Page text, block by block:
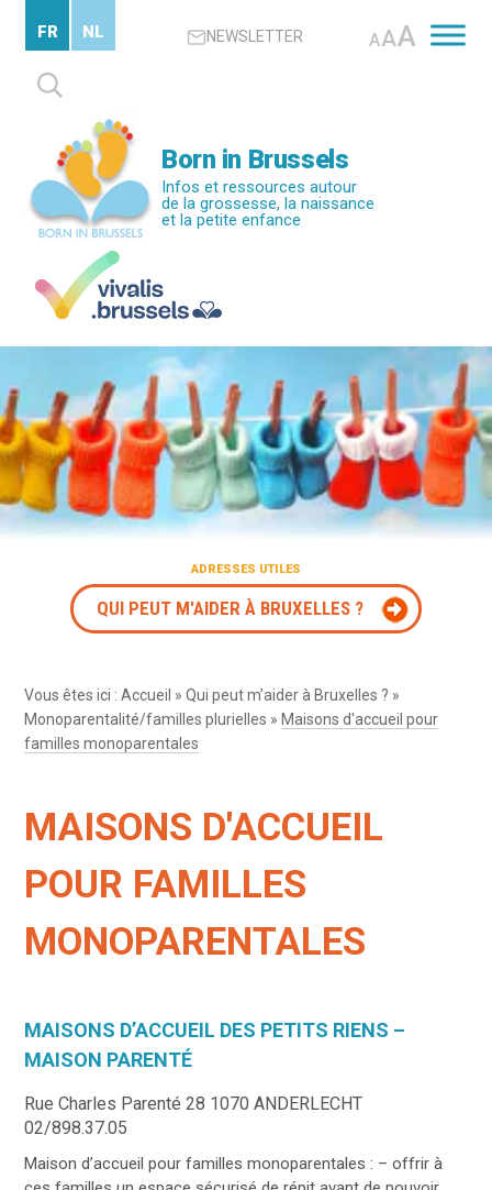
contenu
principal
NEWSLETTER AAA
Rechercher :
FR NL
Born in Brussels
Infos et ressources autour
de la grossesse, la naissance
et la petite enfance
ADRESSES UTILES
QUI PEUT M'AIDER À BRUXELLES ?
Vous êtes ici :Accueil »Qui peut m’aider à Bruxelles ? »
Monoparentalité/familles plurielles » Maisons d'accueil pour
familles monoparentales
MAISONS D'ACCUEIL
POUR FAMILLES
MONOPARENTALES
MAISONS D’ACCUEIL DES PETITS RIENS –
MAISON PARENTÉ
Rue Charles Parenté 28 1070 ANDERLECHT
02/898.37.05
Maison d’accueil pour familles monoparentales : – offrir à